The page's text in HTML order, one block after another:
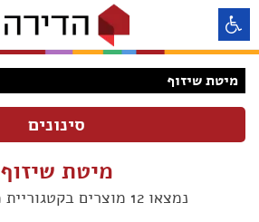
מיטת שיזוף
מיטת שיזוף
נמצאו 12 מוצרים בקטגוריית מיטת שיזוף
התאמה לקורא מסך
התאמה לכבדי ראיה